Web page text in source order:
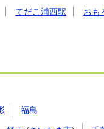
てだこ浦西駅 おも
福島